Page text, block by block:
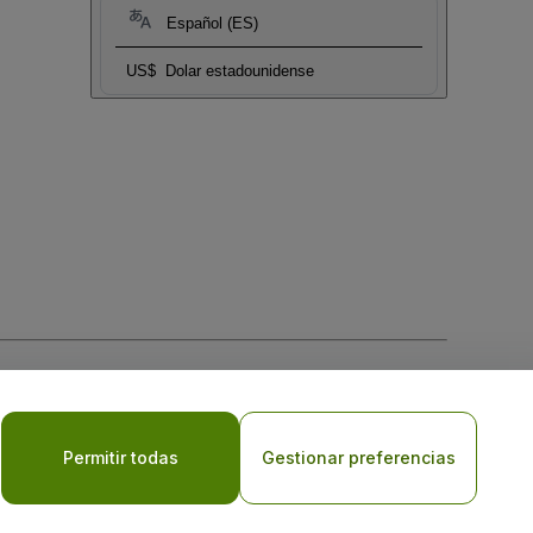
Español (ES)
US$ Dolar estadounidense
laPolítica de Privacidad para Móviles
Permitir todas Gestionar preferencias